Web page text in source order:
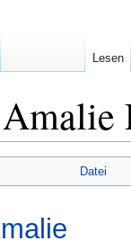
Amalie
Datei
Lesen